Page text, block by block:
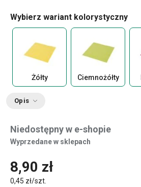
Wybierz wariant kolorystyczny
Żółty Ciemnożółty
Opis
Niedostępny w e-shopie
Wyprzedane w sklepach
8,90 zł
0,45 zł/szt.